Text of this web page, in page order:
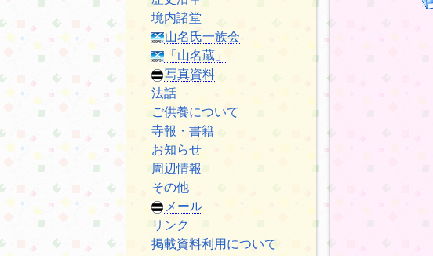
境内諸堂
山名氏一族会
「山名蔵」
写真資料
法話
ご供養について
寺報・書籍
お知らせ
周辺情報
その他
メール
リンク
掲載資料利用について